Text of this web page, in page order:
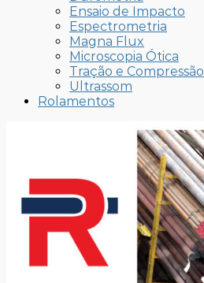
Ensaio de Impacto
Espectrometria
Magna Flux
Microscopia Ótica
Tração e Compressão
Ultrassom
Rolamentos